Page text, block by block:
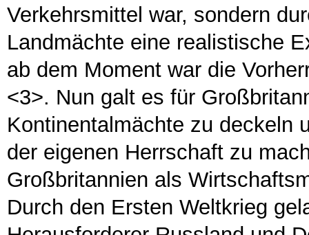
Verkehrsmittel war, sondern
Landmächte eine realistische
ab dem Moment war die
<3>. Nun galt es für
Kontinentalmächte zu deckeln
der eigenen Herrschaft zu
Großbritannien als
Durch den Ersten Weltkrieg